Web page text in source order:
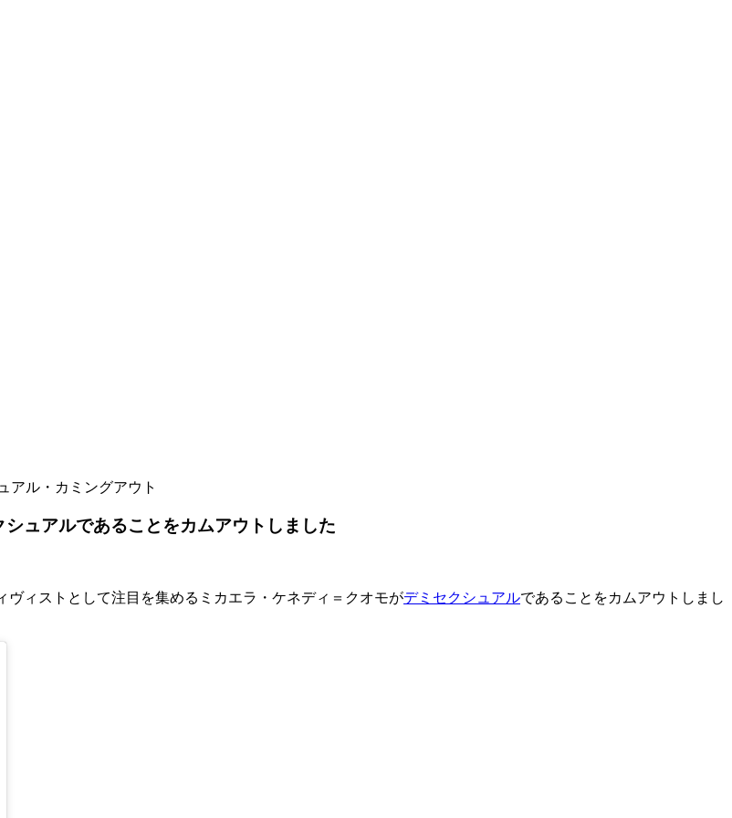
アル・カミングアウト
ュアルであることをカムアウトしました
ィストとして注目を集めるミカエラ・ケネディ＝クオモがデミセクシュアルであることをカムアウトしまし